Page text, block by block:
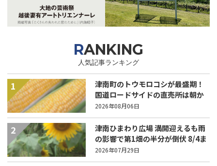
RANKING
人気記事ランキング
1
津南町のトウモロコシが最盛期！
国道ロードサイドの直売所は朝か
ら長い列！
2026年08月06日
2
津南ひまわり広場 満開迎えるも雨
の影響で第1畑の半分が倒伏 8/4ま
で駐車場を無料開放
2026年07月29日